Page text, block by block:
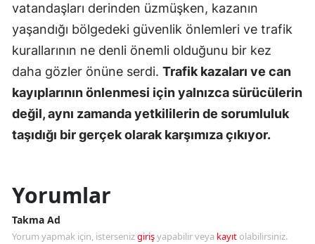
vatandaşları derinden üzmüşken, kazanın
yaşandığı bölgedeki güvenlik önlemleri ve trafik
kurallarının ne denli önemli olduğunu bir kez
daha gözler önüne serdi. Trafik kazaları ve can
kayıplarının önlenmesi için yalnızca sürücülerin
değil, aynı zamanda yetkililerin de sorumluluk
taşıdığı bir gerçek olarak karşımıza çıkıyor.
Yorumlar
Takma Ad
Yorum yapmak için, istersenizgirişyapabilir veya kayıt olabilirsiniz.